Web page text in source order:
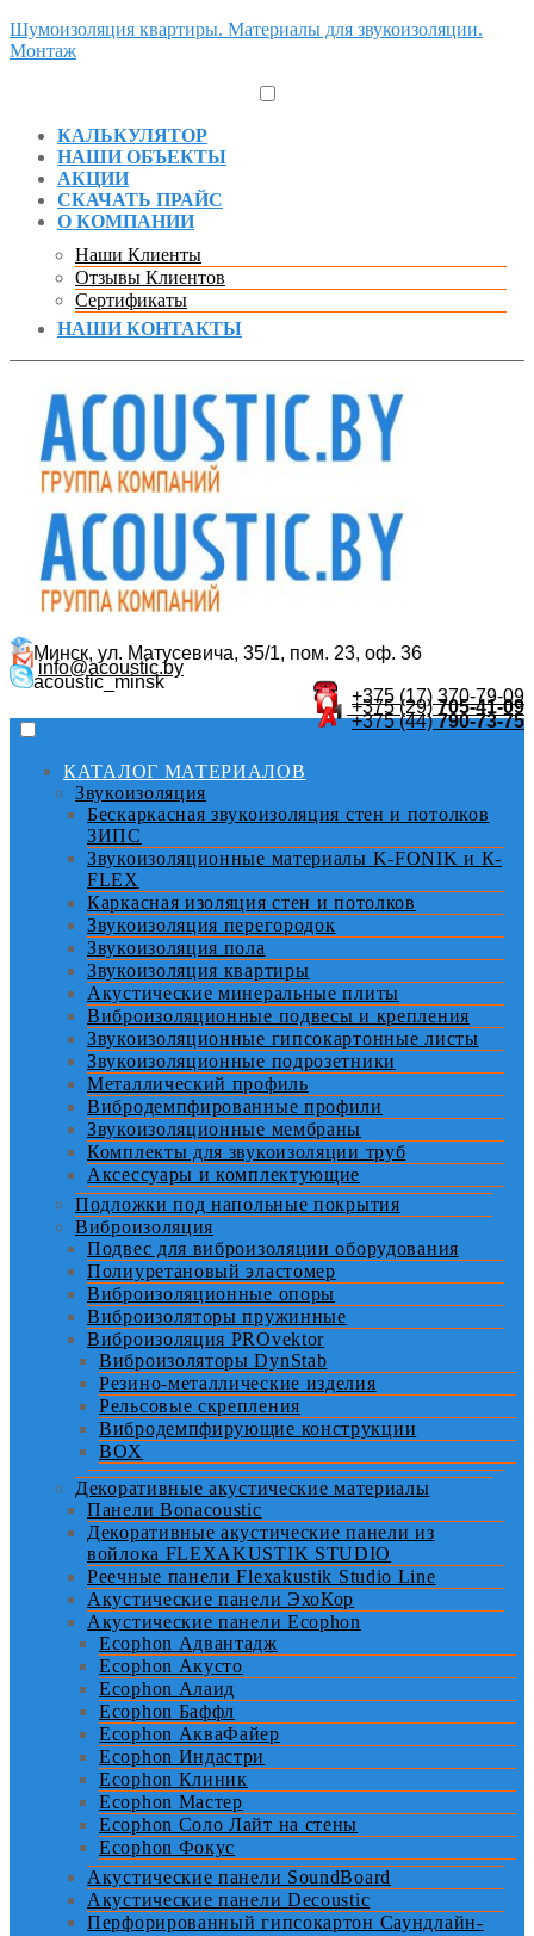
Шумоизоляция квартиры. Материалы для звукоизоляции.
Монтаж
КАЛЬКУЛЯТОР
НАШИ ОБЪЕКТЫ
АКЦИИ
СКАЧАТЬ ПРАЙС
О КОМПАНИИ
Наши Клиенты
Отзывы Клиентов
Сертификаты
НАШИ КОНТАКТЫ
Минск, ул. Матусевича, 35/1, пом. 23, оф. 36
info@acoustic.by
acoustic_minsk
+375 (17) 370-79-09
+375 (29)705-41-09
+375 (44)790-73-75
КАТАЛОГ МАТЕРИАЛОВ
Звукоизоляция
Бескаркасная звукоизоляция стен и потолков
ЗИПС
Звукоизоляционные материалы K-FONIK и К-
FLEX
Каркасная изоляция стен и потолков
Звукоизоляция перегородок
Звукоизоляция пола
Звукоизоляция квартиры
Акустические минеральные плиты
Виброизоляционные подвесы и крепления
Звукоизоляционные гипсокартонные листы
Звукоизоляционные подрозетники
Металлический профиль
Вибродемпфированные профили
Звукоизоляционные мембраны
Комплекты для звукоизоляции труб
Аксессуары и комплектующие
Подложки под напольные покрытия
Виброизоляция
Подвес для виброизоляции оборудования
Полиуретановый эластомер
Виброизоляционные опоры
Виброизоляторы пружинные
Виброизоляция PROvektor
Виброизоляторы DynStab
Резино-металлические изделия
Рельсовые скрепления
Вибродемпфирующие конструкции
BOX
Декоративные акустические материалы
Панели Bonacoustic
Декоративные акустические панели из
войлока FLEXAKUSTIK STUDIO
Реечные панели Flexakustik Studio Line
Акустические панели ЭхоКор
Акустические панели Ecophon
Ecophon Адвантадж
Ecophon Акусто
Ecophon Алаид
Ecophon Баффл
Ecophon АкваФайер
Ecophon Индастри
Ecophon Клиник
Ecophon Мастер
Ecophon Соло Лайт на стены
Ecophon Фокус
Акустические панели SoundBoard
Акустические панели Decoustic
Перфорированный гипсокартон Саундлайн-